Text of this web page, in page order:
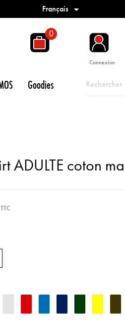
Français 
Connexion
0
Goodies
ADULTE coton
TTC